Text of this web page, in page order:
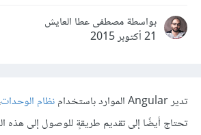
بواسطة مصطفى عطا العايش
21 أكتوبر 2015
تدير Angular الموارد باستخدام نظام الوحدات
تحتاج أيضًا إلى تقديم طريقةٍ للوصول إلى هذه